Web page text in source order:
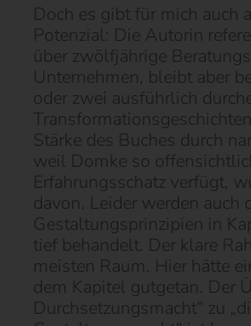
Doch es gibt für mich auch
Potenzial: Die Autorin
über zwölfjährige
Unternehmen, bleibt aber
oder zwei ausführlich
Stärke des Buches durch
weil Domke so
Erfahrungsschatz verfügt,
davon. Leider werden auch
Gestaltungsprinzipien in
tief behandelt. Der klare
meisten Raum. Hier hätte
dem Kapitel gutgetan. Der
Durchsetzungsmacht“ zu